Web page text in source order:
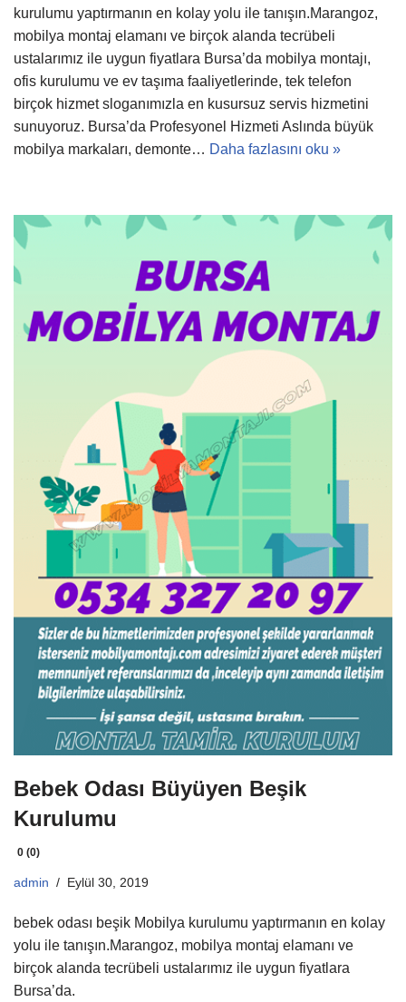
kurulumu yaptırmanın en kolay yolu ile tanışın.Marangoz,
mobilya montaj elamanı ve birçok alanda tecrübeli
ustalarımız ile uygun fiyatlara Bursa’da mobilya montajı,
ofis kurulumu ve ev taşıma faaliyetlerinde, tek telefon
birçok hizmet sloganımızla en kusursuz servis hizmetini
sunuyoruz. Bursa’da Profesyonel Hizmeti Aslında büyük
mobilya markaları, demonte… Daha fazlasını oku »
Bebek Odası Büyüyen Beşik
Kurulumu
0 (0)
admin Eylül 30, 2019
bebek odası beşik Mobilya kurulumu yaptırmanın en kolay
yolu ile tanışın.Marangoz, mobilya montaj elamanı ve
birçok alanda tecrübeli ustalarımız ile uygun fiyatlara
Bursa’da.